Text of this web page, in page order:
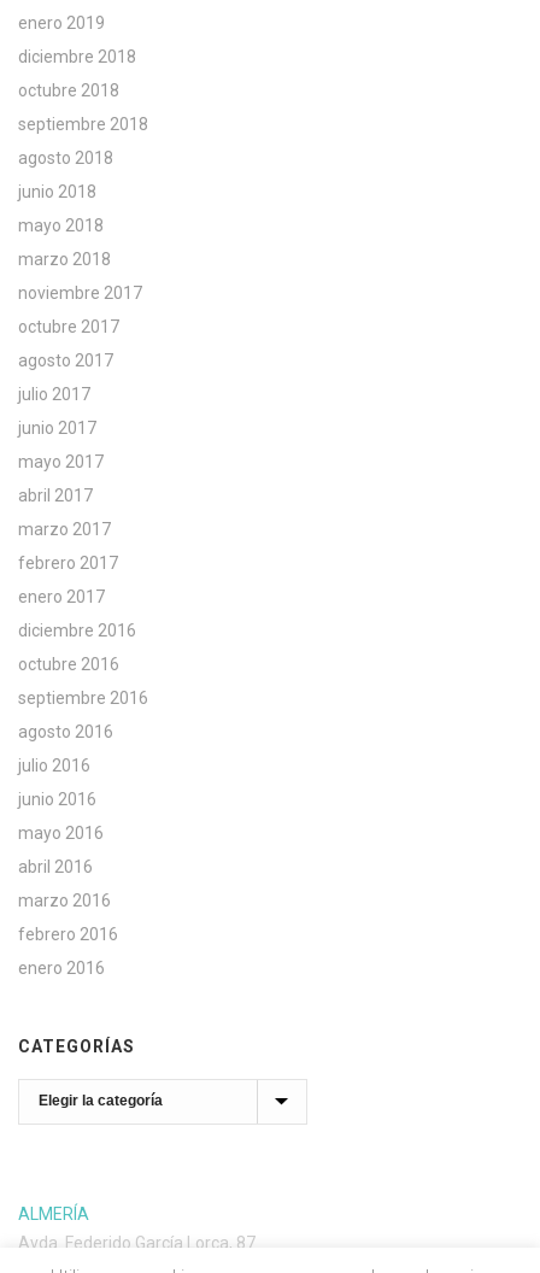
enero 2019
diciembre 2018
octubre 2018
septiembre 2018
agosto 2018
junio 2018
mayo 2018
marzo 2018
noviembre 2017
octubre 2017
agosto 2017
julio 2017
junio 2017
mayo 2017
abril 2017
marzo 2017
febrero 2017
enero 2017
diciembre 2016
octubre 2016
septiembre 2016
agosto 2016
julio 2016
junio 2016
mayo 2016
abril 2016
marzo 2016
febrero 2016
enero 2016
CATEGORÍAS
Categorías
ALMERÍA
Avda. Federido García Lorca, 87
04004 Almería